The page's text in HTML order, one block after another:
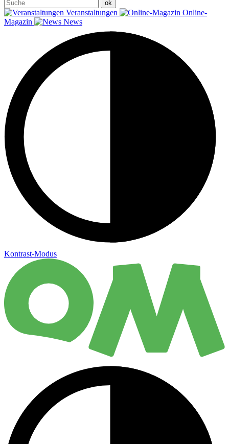
Veranstaltungen
Online-
Magazin
News
Kontrast-Modus